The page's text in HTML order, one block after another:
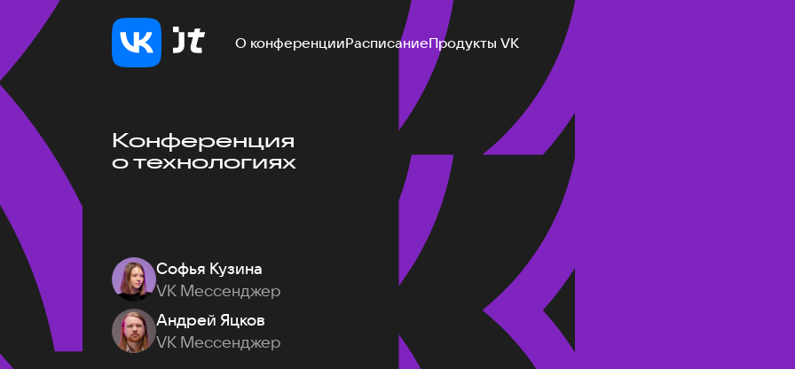
О конференцииРасписаниеПродукты VK
Конференция
о технологиях
Софья Кузина
VK Мессенджер
Андрей Яцков
VK Мессенджер